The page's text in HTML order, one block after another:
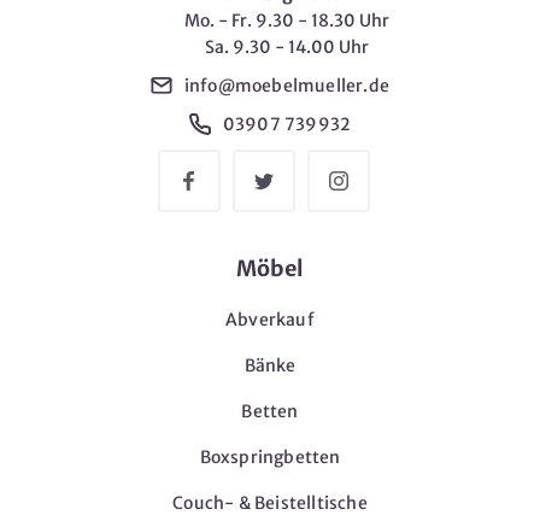
Mo. - Fr. 9.30 - 18.30 Uhr
Sa. 9.30 - 14.00 Uhr
info@moebelmueller.de
03907 739932
Möbel
Abverkauf
Bänke
Betten
Boxspringbetten
Couch- & Beistelltische